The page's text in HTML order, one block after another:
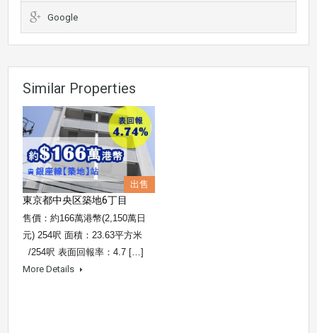
Google
Similar Properties
出售
東京都中央区築地6丁目
售價：約166萬港幣(2,150萬日
元) 254呎 面積：23.63平方米
/254呎 表面回報率：4.7 […]
More Details